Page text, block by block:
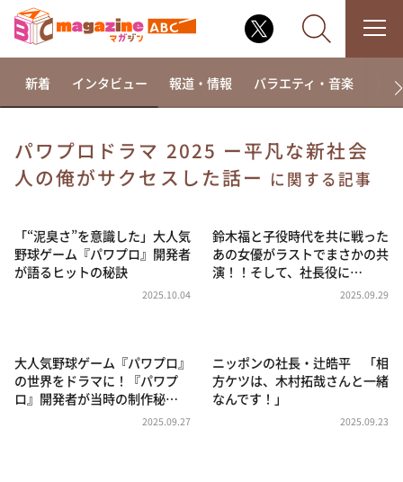
なるみ・岡村の過ぎるTV
これ余談なんですけど・・・
～人生密着トークバラエティ！～ やすとものいたっ
て真剣です
河合＆A.B.C-Z塚田×福井アナ「なんでやねん！？」
（news おかえり）
DAIGOも台所 ～きょうの献立 何にする？～
新着 インタビュー 報道・情報 バラエティ・音楽 ド
パワプロドラマ 2025 ー平凡な新社会
人の俺がサクセスした話ー に関する記事
「“泥臭さ”を意識した」大人気
野球ゲーム『パワプロ』開発者
が語るヒットの秘訣
2025.10.04
鈴木福と子役時代を共に戦った
あの女優がラストでまさかの共
演！！そして、社長役に…
2025.09.29
大人気野球ゲーム『パワプロ』
の世界をドラマに！『パワプ
ロ』開発者が当時の制作秘…
2025.09.27
ニッポンの社長・辻皓平 「相
方ケツは、木村拓哉さんと一緒
なんです！」
2025.09.23